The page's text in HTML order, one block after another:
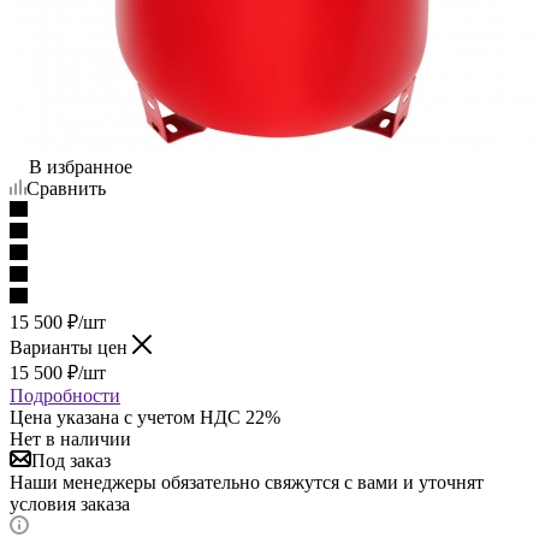
В избранное
Сравнить
15 500 ₽/шт
Варианты цен
15 500 ₽/шт
Подробности
Цена указана с учетом НДС 22%
Нет в наличии
Под заказ
Наши менеджеры обязательно свяжутся с вами и уточнят
условия заказа